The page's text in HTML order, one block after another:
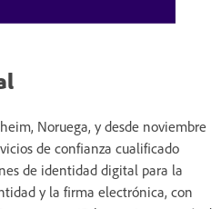
Noruega, y desde noviembre
de confianza cualificado
de identidad digital para la
y la firma electrónica, con